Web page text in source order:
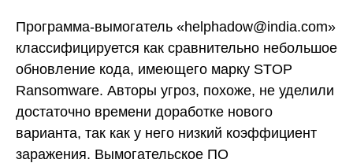
Программа-вымогатель «helphadow@india.com»
классифицируется как сравнительно небольшое
обновление кода, имеющего марку STOP
Ransomware. Авторы угроз, похоже, не уделили
достаточно времени доработке нового
варианта, так как у него низкий коэффициент
заражения. Вымогательское ПО